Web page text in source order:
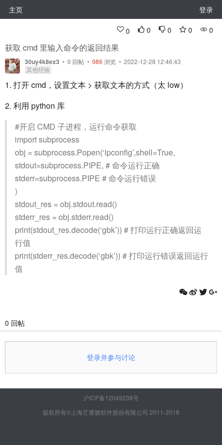
主页 登录
0 0 0 0 0
获取 cmd 里输入命令的返回结果
30uy4k8ex3 • 0 回帖 • 986 浏览 • 2022-12-28 12:46:43
其他经验
1. 打开 cmd，设置文本 > 获取文本的方式（太 low）
2. 利用 python 库
#开启 CMD 子进程，运行命令获取
import subprocess
obj = subprocess.Popen(‘ipconfig’,shell=True,
stdout=subprocess.PIPE, # 命令运行正确
stderr=subprocess.PIPE # 命令运行错误
)
stdout_res = obj.stdout.read()
stderr_res = obj.stderr.read()
print(stdout_res.decode(‘gbk’)) # 打印运行正确返回运
行值
print(stderr_res.decode(‘gbk’)) # 打印运行错误返回运行
值
0 回帖
登录并参与讨论
沪ICP备12049238号
版权所有©上海艺赛旗软件股份有限公司 2011-2018